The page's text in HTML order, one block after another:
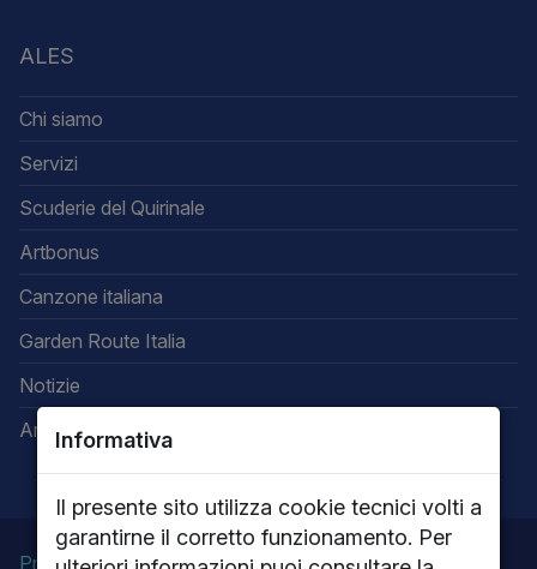
Informativa
Il presente sito utilizza cookie tecnici volti a
garantirne il corretto funzionamento. Per
ALES
Chi siamo
Servizi
Scuderie del Quirinale
Artbonus
Canzone italiana
Garden Route Italia
Notizie
Area riservata
Privacy Note legali Cookie policy